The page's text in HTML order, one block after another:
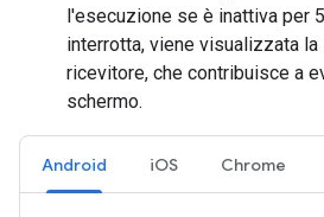
l'esecuzione se è inattiva per
interrotta, viene visualizzata
ricevitore, che contribuisce a
schermo.
Android iOS Chrome